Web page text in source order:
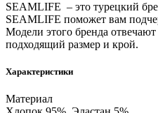
SEAMLIFE – это турецкий
SEAMLIFE поможет вам
Модели этого бренда
подходящий размер и крой.
Характеристики
Материал